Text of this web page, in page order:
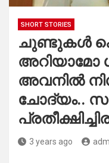
SHORT STORIES
ചുണ്ടുകൾ
അറിയാമോ
അവനിൽ
ചോദ്യം..
3 years ago